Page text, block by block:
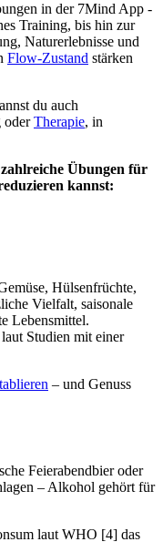
in der 7Mind App -
Training, bis hin zur
Naturerlebnisse und
Flow-Zustand stärken
du auch
oderTherapie, in
Übungen für
kannst:
Hülsenfrüchte,
Vielfalt, saisonale
Lebensmittel.
Studien mit einer
– und Genuss
Feierabendbier oder
– Alkohol gehört für
laut WHO [4] das